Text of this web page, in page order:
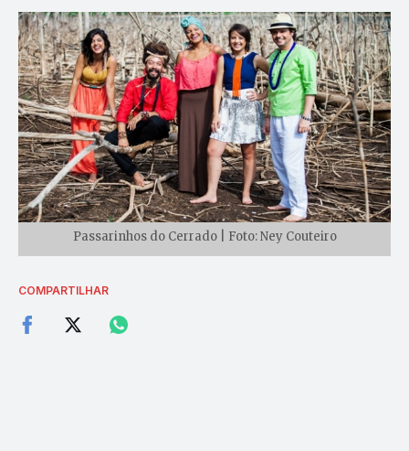
Passarinhos do Cerrado | Foto: Ney Couteiro
COMPARTILHAR